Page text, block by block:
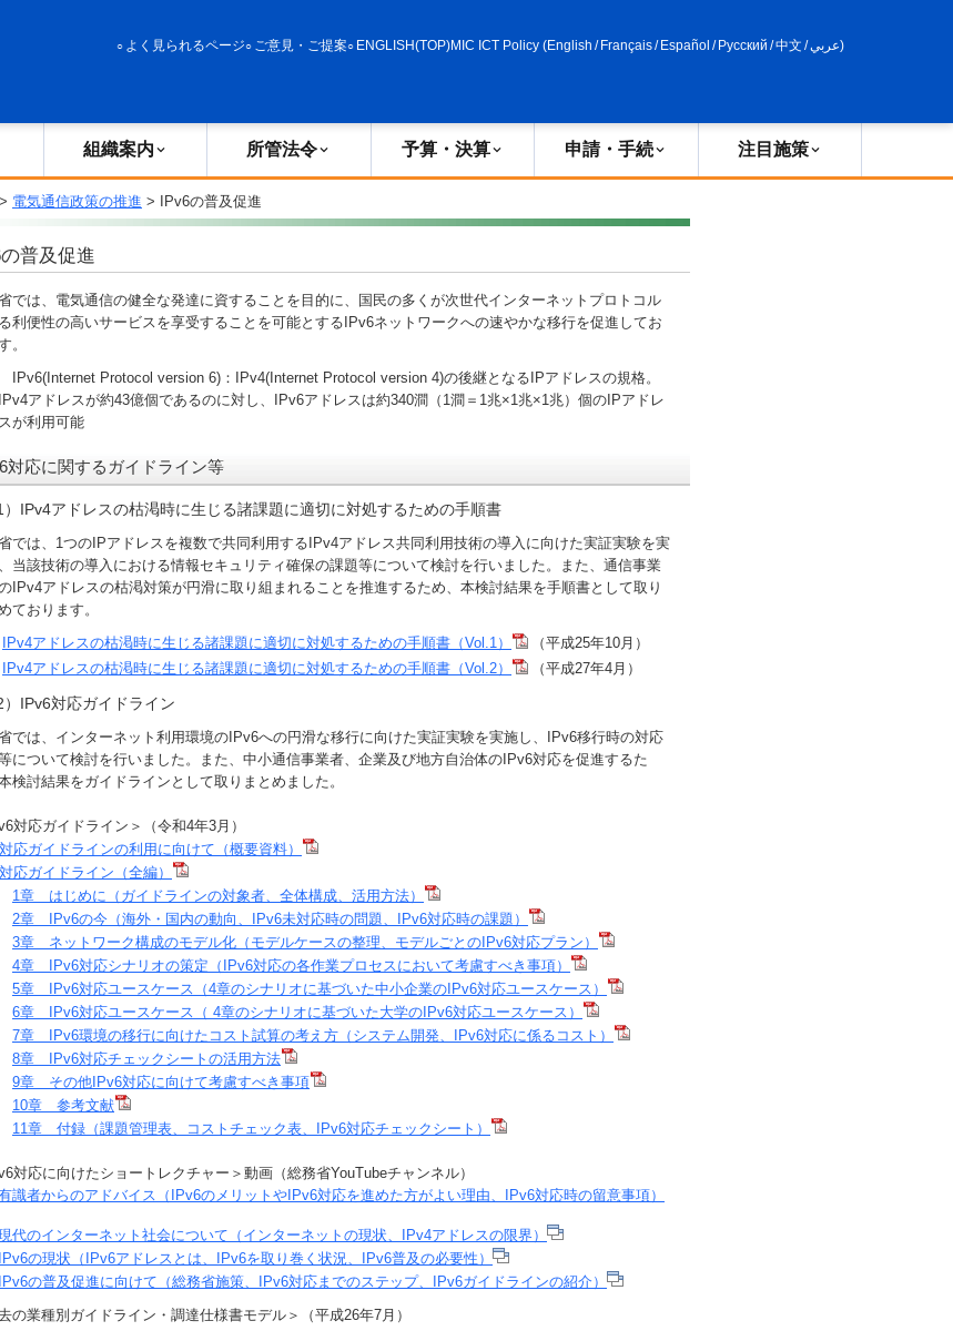
よく見られるページ ご意見・ご提案 ENGLISH(TOP)MIC ICT Policy (English / Français/ Español / Русский /中文 /عربي)
組織案内 所管法令 予算・決算 申請・手続 注目施策
> 電気通信政策の推進 > IPv6の普及促進
普及促進
では、電気通信の健全な発達に資することを目的に、国民の多くが次世代インターネットプロトコル
利便性の高いサービスを享受することを可能とするIPv6ネットワークへの速やかな移行を促進してお
。
Protocol version 6)：IPv4(Internet Protocol version 4)の後継となるIPアドレスの規格。
IPv4アドレスが約43億個であるのに対し、IPv6アドレスは約340澗（1澗＝1兆×1兆×1兆）個のIPアドレ
スが利用可能
対応に関するガイドライン等
1）IPv4アドレスの枯渇時に生じる諸課題に適切に対処するための手順書
では、1つのIPアドレスを複数で共同利用するIPv4アドレス共同利用技術の導入に向けた実証実験を実
当該技術の導入における情報セキュリティ確保の課題等について検討を行いました。また、通信事業
IPv4アドレスの枯渇対策が円滑に取り組まれることを推進するため、本検討結果を手順書として取り
ております。
IPv4アドレスの枯渇時に生じる諸課題に適切に対処するための手順書（Vol.1）
（平成25年10月）
IPv4アドレスの枯渇時に生じる諸課題に適切に対処するための手順書（Vol.2）
（平成27年4月）
2）IPv6対応ガイドライン
では、インターネット利用環境のIPv6への円滑な移行に向けた実証実験を実施し、IPv6移行時の対応
について検討を行いました。また、中小通信事業者、企業及び地方自治体のIPv6対応を促進するた
検討結果をガイドラインとして取りまとめました。
対応ガイドライン＞（令和4年3月）
対応ガイドラインの利用に向けて（概要資料）
応ガイドライン（全編）
1章 はじめに（ガイドラインの対象者、全体構成、活用方法）
2章 IPv6の今（海外・国内の動向、IPv6未対応時の問題、IPv6対応時の課題）
3章 ネットワーク構成のモデル化（モデルケースの整理、モデルごとのIPv6対応プラン）
4章 IPv6対応シナリオの策定（IPv6対応の各作業プロセスにおいて考慮すべき事項）
5章 IPv6対応ユースケース（4章のシナリオに基づいた中小企業のIPv6対応ユースケース）
6章 IPv6対応ユースケース（ 4章のシナリオに基づいた大学のIPv6対応ユースケース）
7章 IPv6環境の移行に向けたコスト試算の考え方（システム開発、IPv6対応に係るコスト）
8章 IPv6対応チェックシートの活用方法
9章 その他IPv6対応に向けて考慮すべき事項
10章 参考文献
11章 付録（課題管理表、コストチェック表、IPv6対応チェックシート）
対応に向けたショートレクチャー＞動画（総務省YouTubeチャンネル）
識者からのアドバイス（IPv6のメリットやIPv6対応を進めた方がよい理由、IPv6対応時の留意事項）
代のインターネット社会について（インターネットの現状、IPv4アドレスの限界）
IPv6の現状（IPv6アドレスとは、IPv6を取り巻く状況、IPv6普及の必要性）
IPv6の普及促進に向けて（総務省施策、IPv6対応までのステップ、IPv6ガイドラインの紹介）
の業種別ガイドライン・調達仕様書モデル＞（平成26年7月）